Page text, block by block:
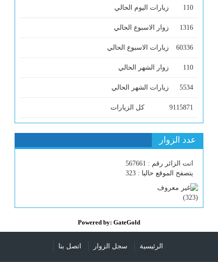
110 زيارات اليوم الحالي
1316 زوار الاسبوع الحالي
60336 زيارات الاسبوع الحالي
110 زوار الشهر الحالي
5534 زيارات الشهر الحالي
9115871 كل الزيارات
عدد الزوار
انت الزائر رقم : 567661
يتصفح الموقع حاليا : 323
(
323
)
Powered by: GateGold
الرئيسية سجل الزوار اتصل بنا